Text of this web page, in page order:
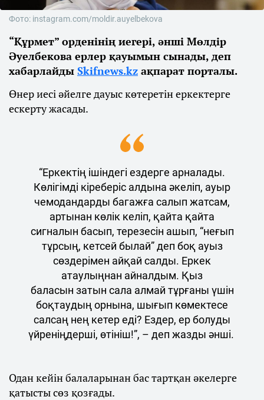
Фото: instagram.com/moldir.auyelbekova
“Құрмет” орденінің иегері, әнші Мөлдір
Әуелбекова ерлер қауымын сынады, деп
хабарлайды Skifnews.kz ақпарат порталы.
Өнер иесі әйелге дауыс көтеретін еркектерге
ескерту жасады.
“Еркектің ішіндегі ездерге арналады.
Көлігімді кіреберіс алдына әкеліп, ауыр
чемодандарды багажға салып жатсам,
артынан көлік келіп, қайта қайта
сигналын басып, терезесін ашып, “неғып
тұрсың, кетсей былай” деп боқ ауыз
сөздерімен айқай салды. Еркек
атаулыңнан айналдым. Қыз
баласын затын сала алмай тұрғаны үшін
боқтаудың орнына, шығып көмектесе
салсаң нең кетер еді? Ездер, ер болуды
үйреніңдерші, өтініш!”, – деп жазды әнші.
Одан кейін балаларынан бас тартқан әкелерге
қатысты сөз қозғады.